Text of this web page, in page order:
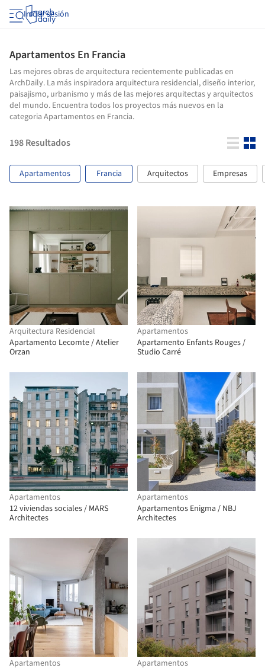
Iniciar sesión
Apartamentos En Francia
Las mejores obras de arquitectura recientemente publicadas en
ArchDaily. La más inspiradora arquitectura residencial, diseño interior,
paisajismo, urbanismo y más de las mejores arquitectas y arquitectos
del mundo. Encuentra todos los proyectos más nuevos en la
categoria Apartamentos en Francia.
198Resultados
Apartamentos Francia Arquitectos Empresas
Arquitectura Residencial
Apartamento Lecomte / Atelier
Orzan
Apartamentos
Apartamento Enfants Rouges /
Studio Carré
Apartamentos
12 viviendas sociales / MARS
Architectes
Apartamentos
Apartamentos Enigma / NBJ
Architectes
Apartamentos
Apartamentos